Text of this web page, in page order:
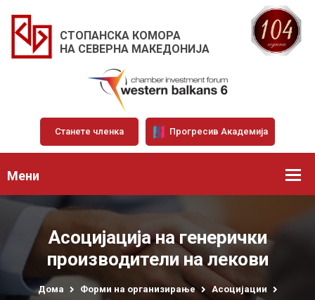
СТОПАНСКА КОМОРА
НА СЕВЕРНА МАКЕДОНИЈА
Станете членка Прогресив Академија
Мени
Асоцијација на генерички
производители на лекови
Дома Форми на организирање
Асоцијации